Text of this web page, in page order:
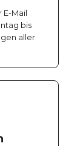
E-Mail
bis
aller